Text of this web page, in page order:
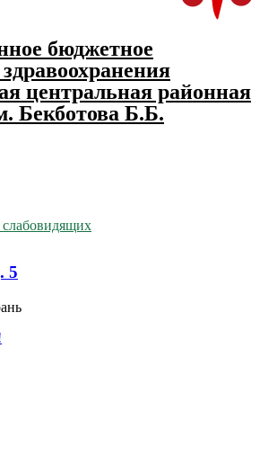
бюджетное
центральная районная
Бекботова Б.Б.
5